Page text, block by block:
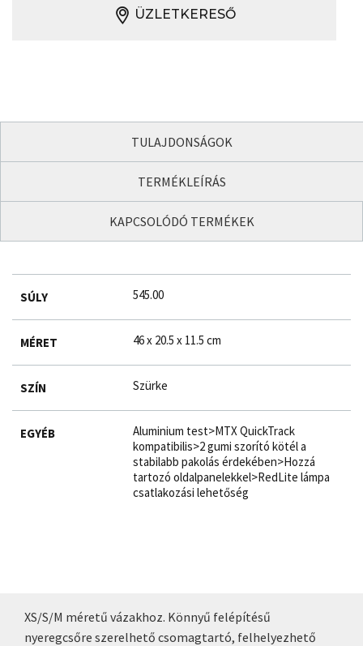
ÜZLETKERESŐ
TULAJDONSÁGOK
TERMÉKLEÍRÁS
KAPCSOLÓDÓ TERMÉKEK
SÚLY 545.00
MÉRET 46 x 20.5 x 11.5 cm
SZÍN Szürke
EGYÉB
Aluminium test>MTX QuickTrack
kompatibilis>2 gumi szorító kötél a
stabilabb pakolás érdekében>Hozzá
tartozó oldalpanelekkel>RedLite lámpa
csatlakozási lehetőség
XS/S/M méretű vázakhoz. Könnyű felépítésű
nyeregcsőre szerelhető csomagtartó, felhelyezhető